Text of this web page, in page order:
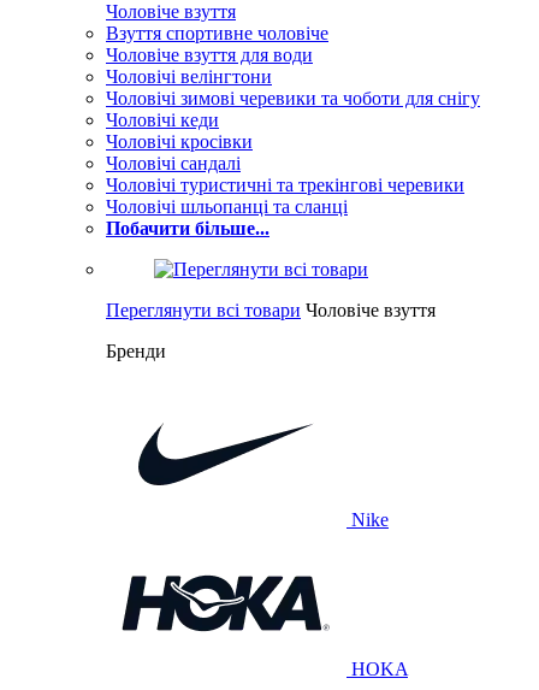
Чоловіче взуття
Взуття спортивне чоловіче
Чоловіче взуття для води
Чоловічі велінгтони
Чоловічі зимові черевики та чоботи для снігу
Чоловічі кеди
Чоловічі кросівки
Чоловічі сандалі
Чоловічі туристичні та трекінгові черевики
Чоловічі шльопанці та сланці
Побачити більше...
Переглянути всі товари Чоловіче взуття
Бренди
Nike
HOKA